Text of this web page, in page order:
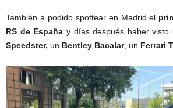
También a podido spottear en Madrid el
RS de España y días después haber visto
Speedster, un Bentley Bacalar, un Ferrari